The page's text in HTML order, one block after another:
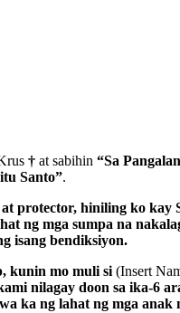
† at sabihin “Sa
Santo”.
protector, hiniling ko kay
ng mga sumpa na
isang bendiksiyon.
kunin mo muli si (Insert
nilagay doon sa ika-6
ka ng lahat ng mga anak